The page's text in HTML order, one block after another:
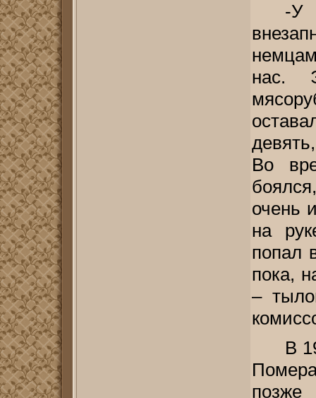
-У
нас.
Во
очень
на
попал
пока,
–
В
позже